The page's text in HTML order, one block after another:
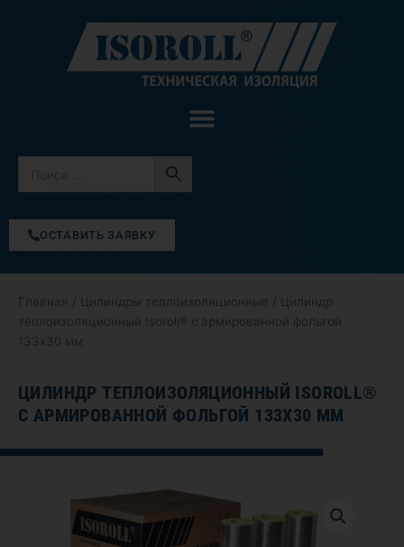
содержимому
ОСТАВИТЬ ЗАЯВКУ
Главная Цилиндры теплоизоляционные / Цилиндр
теплоизоляционный Isoroll® с армированной фольгой
133х30 мм
ЦИЛИНДР ТЕПЛОИЗОЛЯЦИОННЫЙ ISOROLL®
С АРМИРОВАННОЙ ФОЛЬГОЙ 133Х30 ММ